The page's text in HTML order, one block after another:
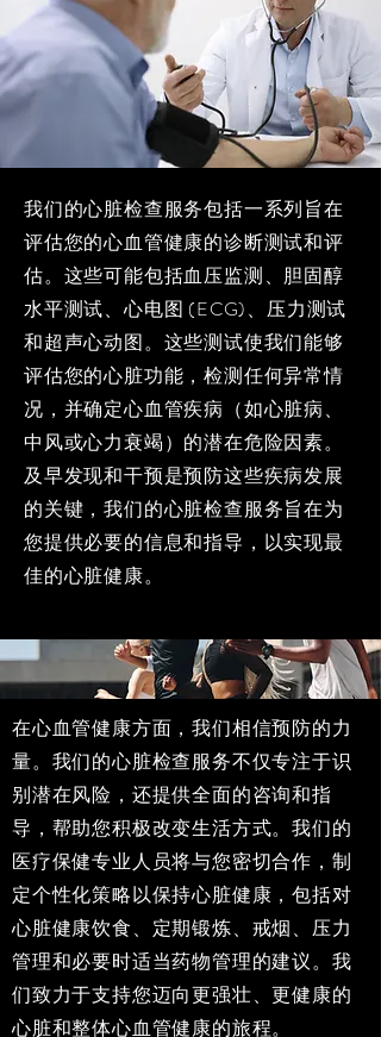
我们的心脏检查服务包括一系列旨在
评估您的心血管健康的诊断测试和评
估。这些可能包括血压监测、胆固醇
水平测试、心电图 (ECG)、压力测试
和超声心动图。这些测试使我们能够
评估您的心脏功能，检测任何异常情
况，并确定心血管疾病（如心脏病、
中风或心力衰竭）的潜在危险因素。
及早发现和干预是预防这些疾病发展
的关键，我们的心脏检查服务旨在为
您提供必要的信息和指导，以实现最
佳的心脏健康。
在心血管健康方面，我们相信预防的力
量。我们的心脏检查服务不仅专注于识
别潜在风险，还提供全面的咨询和指
导，帮助您积极改变生活方式。我们的
医疗保健专业人员将与您密切合作，制
定个性化策略以保持心脏健康，包括对
心脏健康饮食、定期锻炼、戒烟、压力
管理和必要时适当药物管理的建议。我
们致力于支持您迈向更强壮、更健康的
心脏和整体心血管健康的旅程。